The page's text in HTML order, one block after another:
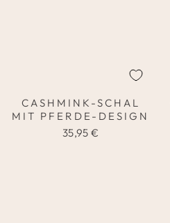
CASHMINK-SCHAL
MIT PFERDE-DESIGN
35,95 €